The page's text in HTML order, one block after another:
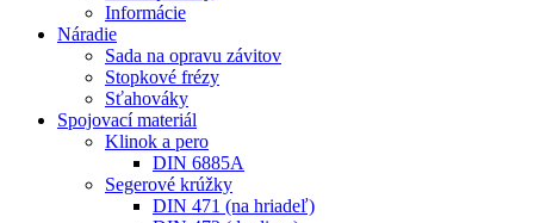
Informácie
Náradie
Sada na opravu závitov
Stopkové frézy
Sťahováky
Spojovací materiál
Klinok a pero
DIN 6885A
Segerové krúžky
DIN 471 (na hriadeľ)